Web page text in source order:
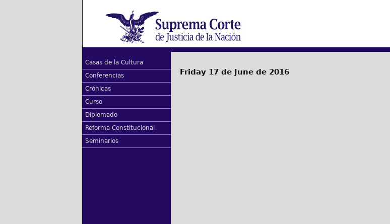
Casas de la Cultura
Conferencias
Crónicas
Curso
Diplomado
Reforma Constitucional
Seminarios
Friday 17 de June de 2016